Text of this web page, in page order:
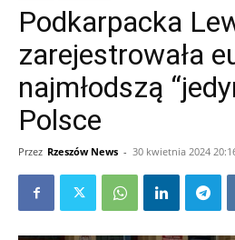
Podkarpacka
zarejestrowała
najmłodszą
Polsce
Przez Rzeszów News - 30 kwietnia 2024